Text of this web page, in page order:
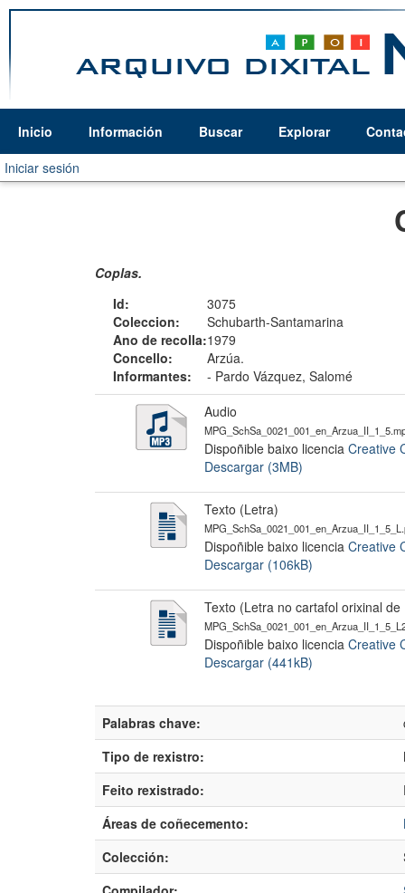
Inicio Información Buscar Explorar
Iniciar sesión
Coplas.
Id:
3075
Coleccion:
Schubarth-Santamarina
Ano de recolla:1979
Concello:
Arzúa.
Informantes:
- Pardo Vázquez, Salomé
Audio
Dispoñible baixo licencia Creative
Descargar (3MB)
Texto (Letra)
Dispoñible baixo licencia Creative
Descargar (106kB)
Texto (Letra no cartafol orixinal
Dispoñible baixo licencia Creative
Descargar (441kB)
Palabras chave:
Tipo de rexistro:
Feito rexistrado:
Áreas de coñecemento:
Colección: